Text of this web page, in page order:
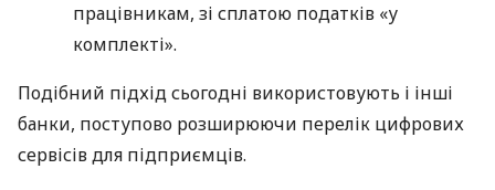
працівникам, зі сплатою податків «у
комплекті».
Подібний підхід сьогодні використовують і інші
банки, поступово розширюючи перелік цифрових
сервісів для підприємців.